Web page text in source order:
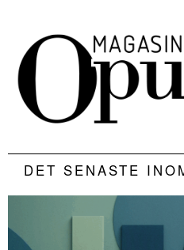
DET SENASTE